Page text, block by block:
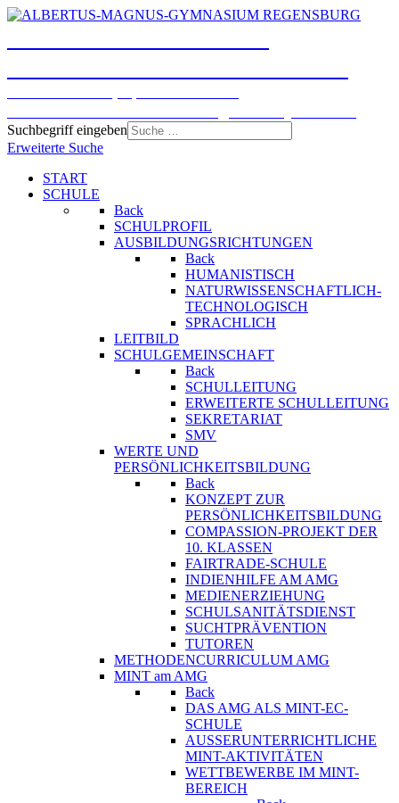
Suchbegriff eingeben
Erweiterte Suche
START
SCHULE
Back
SCHULPROFIL
AUSBILDUNGSRICHTUNGEN
Back
HUMANISTISCH
NATURWISSENSCHAFTLICH-
TECHNOLOGISCH
SPRACHLICH
LEITBILD
SCHULGEMEINSCHAFT
Back
SCHULLEITUNG
ERWEITERTE SCHULLEITUNG
SEKRETARIAT
SMV
WERTE UND
PERSÖNLICHKEITSBILDUNG
Back
KONZEPT ZUR
PERSÖNLICHKEITSBILDUNG
COMPASSION-PROJEKT DER
10. KLASSEN
FAIRTRADE-SCHULE
INDIENHILFE AM AMG
MEDIENERZIEHUNG
SCHULSANITÄTSDIENST
SUCHTPRÄVENTION
TUTOREN
METHODENCURRICULUM AMG
MINT am AMG
Back
DAS AMG ALS MINT-EC-
SCHULE
AUSSERUNTERRICHTLICHE
MINT-AKTIVITÄTEN
WETTBEWERBE IM MINT-
BEREICH